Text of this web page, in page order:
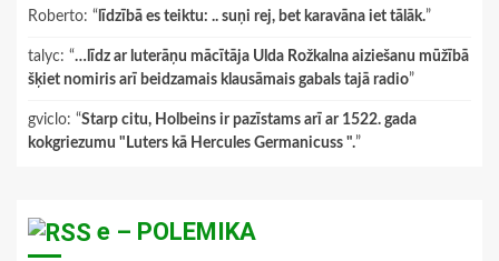
Roberto: “ līdzībā es teiktu: .. suņi rej, bet karavāna iet tālāk.”
talyc: “…līdz ar luterāņu mācītāja Ulda Rožkalna aiziešanu mūžībā
šķiet nomiris arī beidzamais klausāmais gabals tajā radio”
gviclo: “Starp citu, Holbeins ir pazīstams arī ar 1522. gada
kokgriezumu "Luters kā Hercules Germanicuss ".”
e – POLEMIKA